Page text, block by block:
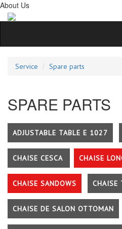
About Us
Service Spare parts
SPARE PARTS
ADJUSTABLE TABLE E 1027
CHAISE CESCA CHAISE
CHAISE SANDOWS CHAISE
CHAISE DE SALON OTTOMAN